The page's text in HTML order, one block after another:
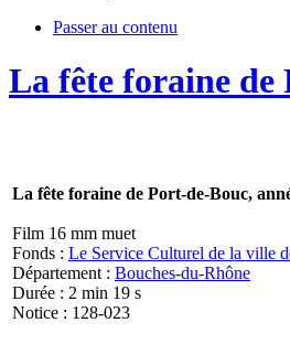
Passer au contenu
La fête foraine de
La fête foraine de Port-de-Bouc,
Film 16 mm muet
Fonds : Le Service Culturel de la ville
Département : Bouches-du-Rhône
Durée : 2 min 19 s
Notice : 128-023